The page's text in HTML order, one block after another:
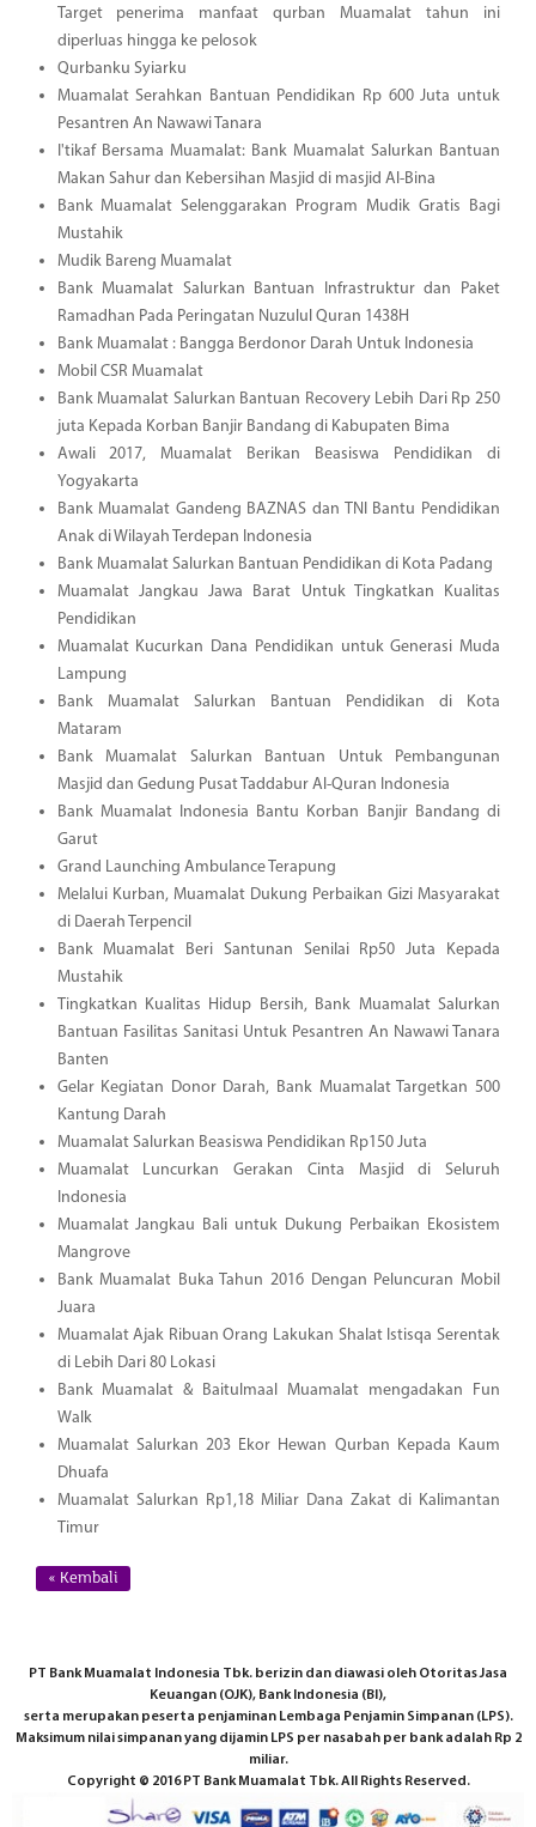
Target penerima manfaat qurban Muamalat tahun ini
diperluas hingga ke pelosok
Qurbanku Syiarku
Muamalat Serahkan Bantuan Pendidikan Rp 600 Juta untuk
Pesantren An Nawawi Tanara
I'tikaf Bersama Muamalat: Bank Muamalat Salurkan Bantuan
Makan Sahur dan Kebersihan Masjid di masjid Al-Bina
Bank Muamalat Selenggarakan Program Mudik Gratis Bagi
Mustahik
Mudik Bareng Muamalat
Bank Muamalat Salurkan Bantuan Infrastruktur dan Paket
Ramadhan Pada Peringatan Nuzulul Quran 1438H
Bank Muamalat : Bangga Berdonor Darah Untuk Indonesia
Mobil CSR Muamalat
Bank Muamalat Salurkan Bantuan Recovery Lebih Dari Rp 250
juta Kepada Korban Banjir Bandang di Kabupaten Bima
Awali 2017, Muamalat Berikan Beasiswa Pendidikan di
Yogyakarta
Bank Muamalat Gandeng BAZNAS dan TNI Bantu Pendidikan
Anak di Wilayah Terdepan Indonesia
Bank Muamalat Salurkan Bantuan Pendidikan di Kota Padang
Muamalat Jangkau Jawa Barat Untuk Tingkatkan Kualitas
Pendidikan
Muamalat Kucurkan Dana Pendidikan untuk Generasi Muda
Lampung
Bank Muamalat Salurkan Bantuan Pendidikan di Kota
Mataram
Bank Muamalat Salurkan Bantuan Untuk Pembangunan
Masjid dan Gedung Pusat Taddabur Al-Quran Indonesia
Bank Muamalat Indonesia Bantu Korban Banjir Bandang di
Garut
Grand Launching Ambulance Terapung
Melalui Kurban, Muamalat Dukung Perbaikan Gizi Masyarakat
di Daerah Terpencil
Bank Muamalat Beri Santunan Senilai Rp50 Juta Kepada
Mustahik
Tingkatkan Kualitas Hidup Bersih, Bank Muamalat Salurkan
Bantuan Fasilitas Sanitasi Untuk Pesantren An Nawawi Tanara
Banten
Gelar Kegiatan Donor Darah, Bank Muamalat Targetkan 500
Kantung Darah
Muamalat Salurkan Beasiswa Pendidikan Rp150 Juta
Muamalat Luncurkan Gerakan Cinta Masjid di Seluruh
Indonesia
Muamalat Jangkau Bali untuk Dukung Perbaikan Ekosistem
Mangrove
Bank Muamalat Buka Tahun 2016 Dengan Peluncuran Mobil
Juara
Muamalat Ajak Ribuan Orang Lakukan Shalat Istisqa Serentak
di Lebih Dari 80 Lokasi
Bank Muamalat & Baitulmaal Muamalat mengadakan Fun
Walk
Muamalat Salurkan 203 Ekor Hewan Qurban Kepada Kaum
Dhuafa
Muamalat Salurkan Rp1,18 Miliar Dana Zakat di Kalimantan
Timur
« Kembali
PT Bank Muamalat Indonesia Tbk. berizin dan diawasi oleh Otoritas Jasa
Keuangan (OJK), Bank Indonesia (BI),
serta merupakan peserta penjaminan Lembaga Penjamin Simpanan (LPS).
Maksimum nilai simpanan yang dijamin LPS per nasabah per bank adalah Rp 2
miliar.
Copyright © 2016 PT Bank Muamalat Tbk. All Rights Reserved.